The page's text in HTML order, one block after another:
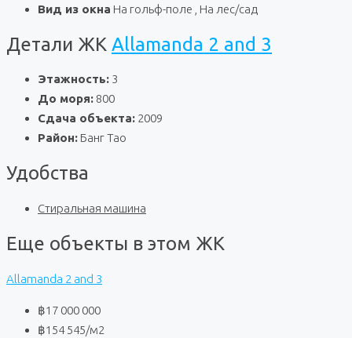
Вид из окна На гольф-поле , На лес/сад
Детали ЖК Allamanda 2 and 3
Этажность: 3
До моря: 800
Сдача объекта: 2009
Район: Банг Тао
Удобства
Стиральная машина
Еще объекты в этом ЖК
Allamanda 2 and 3
฿17 000 000
฿154 545/м2